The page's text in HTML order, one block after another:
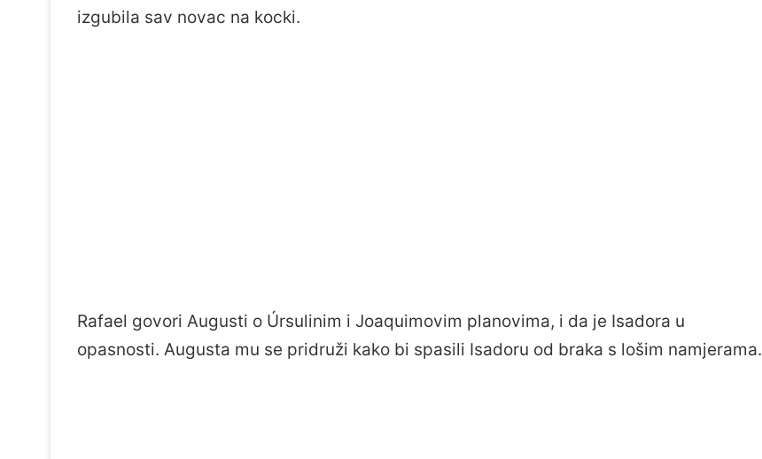
izgubila sav novac na kocki.
Rafael govori Augusti o Úrsulinim i Joaquimovim planovima, i da je Isadora u
opasnosti. Augusta mu se pridruži kako bi spasili Isadoru od braka s lošim namjerama.